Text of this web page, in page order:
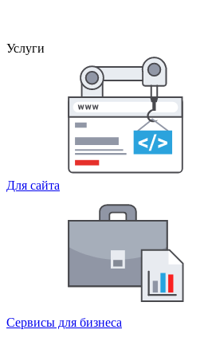
Услуги
Для сайта
Сервисы для бизнеса